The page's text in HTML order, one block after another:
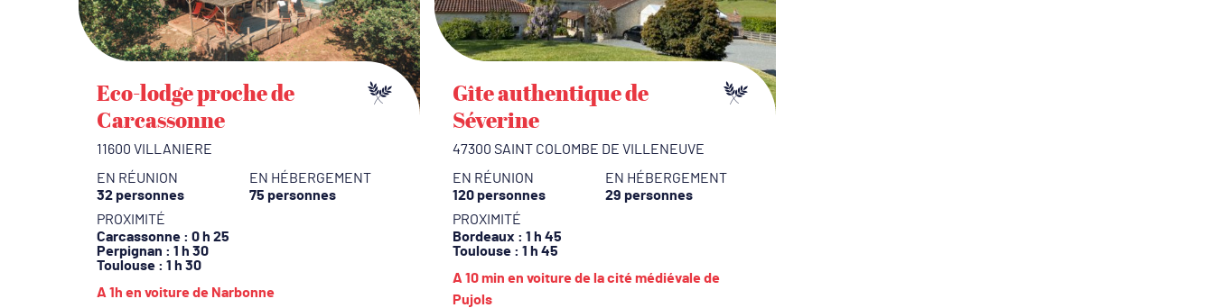
Eco-lodge proche de
Carcassonne
11600 VILLANIERE
EN RÉUNION
32 personnes
EN HÉBERGEMENT
75 personnes
PROXIMITÉ
Carcassonne : 0 h 25
Perpignan : 1 h 30
Toulouse : 1 h 30
A 1h en voiture de Narbonne
Gîte authentique de
Séverine
47300 SAINT COLOMBE DE VILLENEUVE
EN RÉUNION
120 personnes
EN HÉBERGEMENT
29 personnes
PROXIMITÉ
Bordeaux : 1 h 45
Toulouse: 1 h 45
A 10 min en voiture de la cité médiévale de
Pujols